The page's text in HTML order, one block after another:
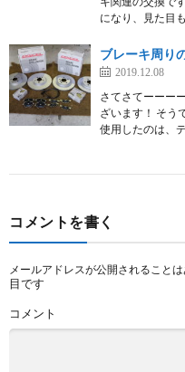
になり、見た目
ブレーキ周り
2019.12.08
さてさてーーー
ざいます！ そう
使用したのは、
コメントを書く
メールアドレスが公開されることは
目です
コメント